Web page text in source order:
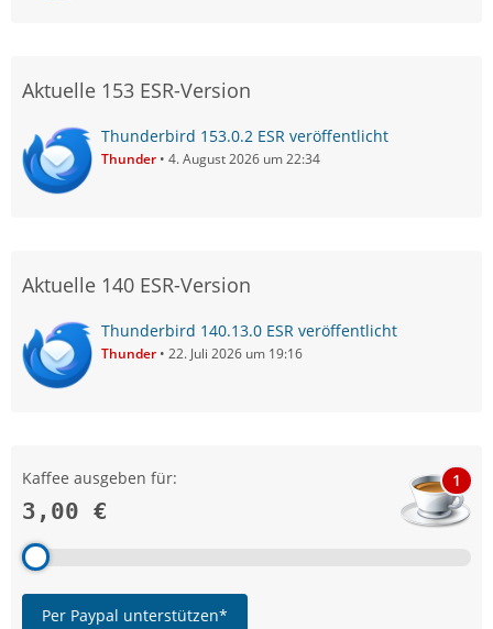
Aktuelle 153 ESR-Version
Thunderbird 153.0.2 ESR veröffentlicht
Thunder 4. August 2026 um 22:34
Aktuelle 140 ESR-Version
Thunderbird 140.13.0 ESR veröffentlicht
Thunder 22. Juli 2026 um 19:16
Kaffee ausgeben für:
3,00 €
1
Per Paypal unterstützen*